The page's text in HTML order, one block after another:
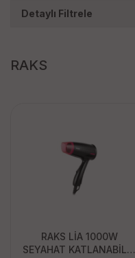
Detaylı Filtrele
RAKS
RAKS LİA 1000W
SEYAHAT KATLANABİLİR